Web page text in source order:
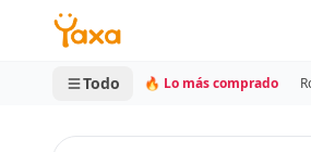
MINI CARRITO
0 productos
Todo 🔥 Lo más comprado